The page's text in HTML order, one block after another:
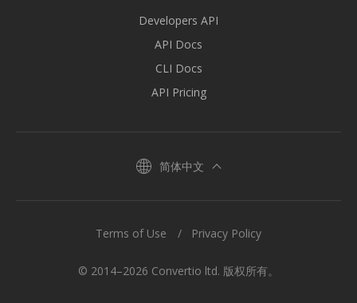
Developers API
API Docs
CLI Docs
API Pricing
简体中文
© 2014–2026 Convertio ltd. 版权所有。
Terms of Use Privacy Policy